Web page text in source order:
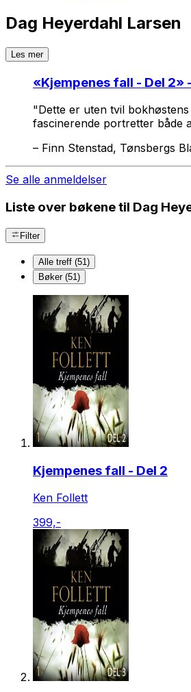
Dag Heyerdahl Larsen
Les mer
«Kjempenes fall - Del 2»
"Dette er uten tvil
fascinerende portretter både
– Finn Stenstad, Tønsbergs
Se alle anmeldelser
Liste over bøkene til Dag
Filter
Alle treff (51)
Bøker (51)
Kjempenes fall - Del 2
Ken Follett
399,-